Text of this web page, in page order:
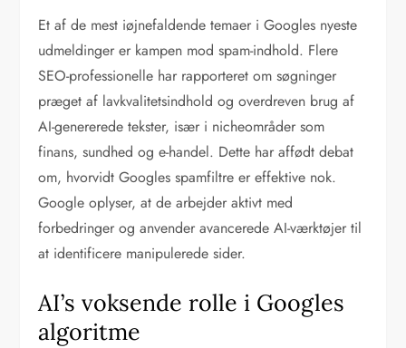
Et af de mest iøjnefaldende temaer i Googles nyeste
udmeldinger er kampen mod spam-indhold. Flere
SEO-professionelle har rapporteret om søgninger
præget af lavkvalitetsindhold og overdreven brug af
AI-genererede tekster, især i nicheområder som
finans, sundhed og e-handel. Dette har affødt debat
om, hvorvidt Googles spamfiltre er effektive nok.
Google oplyser, at de arbejder aktivt med
forbedringer og anvender avancerede AI-værktøjer til
at identificere manipulerede sider.
AI’s voksende rolle i Googles
algoritme